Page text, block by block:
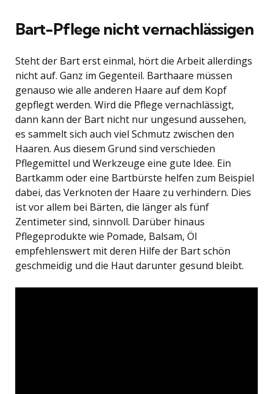
Bart-Pflege nicht vernachlässigen
Steht der Bart erst einmal, hört die Arbeit allerdings
nicht auf. Ganz im Gegenteil. Barthaare müssen
genauso wie alle anderen Haare auf dem Kopf
gepflegt werden. Wird die Pflege vernachlässigt,
dann kann der Bart nicht nur ungesund aussehen,
es sammelt sich auch viel Schmutz zwischen den
Haaren. Aus diesem Grund sind verschieden
Pflegemittel und Werkzeuge eine gute Idee. Ein
Bartkamm oder eine Bartbürste helfen zum Beispiel
dabei, das Verknoten der Haare zu verhindern. Dies
ist vor allem bei Bärten, die länger als fünf
Zentimeter sind, sinnvoll. Darüber hinaus
Pflegeprodukte wie Pomade, Balsam, Öl
empfehlenswert mit deren Hilfe der Bart schön
geschmeidig und die Haut darunter gesund bleibt.